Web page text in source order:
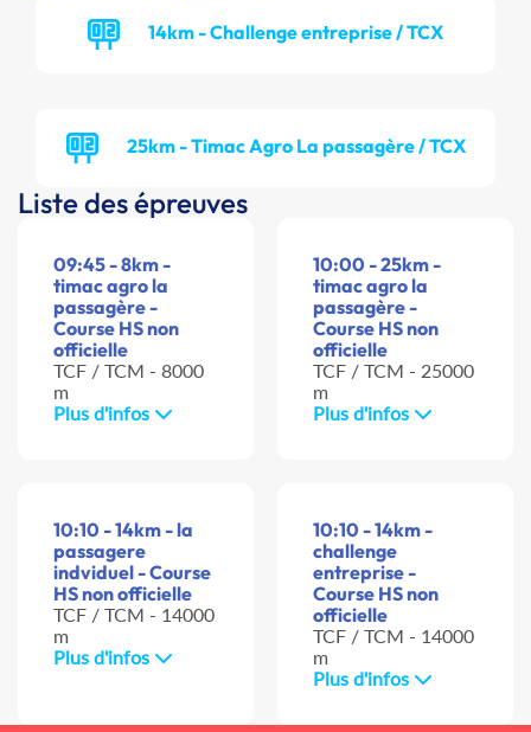
14km - Challenge entreprise / TCX
25km - Timac Agro La passagère / TCX
Liste des épreuves
09:45 - 8km -
timac agro la
passagère -
Course HS non
officielle
TCF / TCM - 8000
m
Plus d'infos
10:00 - 25km -
timac agro la
passagère -
Course HS non
officielle
TCF / TCM - 25000
m
Plus d'infos
10:10 - 14km - la
passagere
indviduel - Course
HS non officielle
TCF / TCM - 14000
m
Plus d'infos
10:10 - 14km -
challenge
entreprise -
Course HS non
officielle
TCF / TCM - 14000
m
Plus d'infos